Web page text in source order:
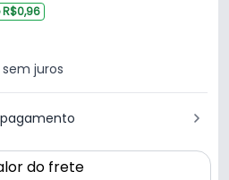
sem juros
do frete